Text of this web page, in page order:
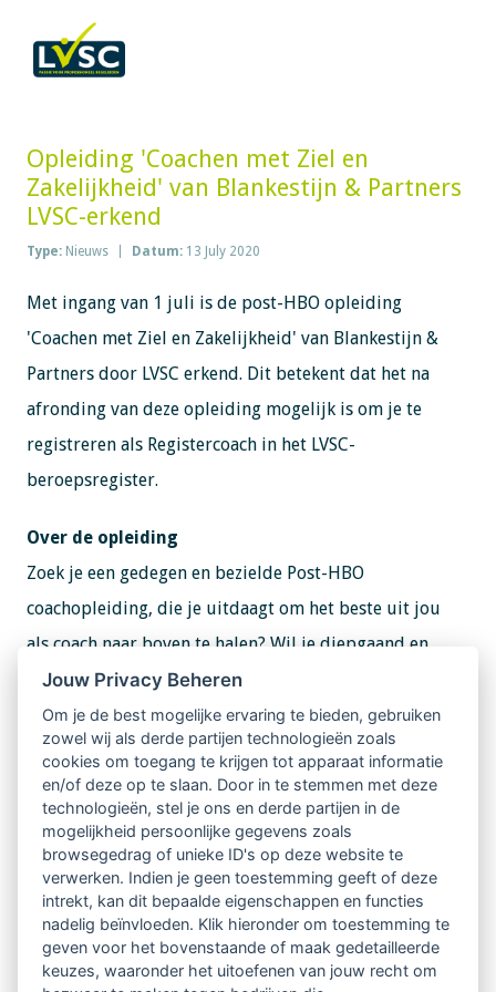
Opleiding 'Coachen met Ziel en
Zakelijkheid' van Blankestijn & Partners
LVSC-erkend
Type: Nieuws Datum: 13 July 2020
Met ingang van 1 juli is de post-HBO opleiding
'Coachen met Ziel en Zakelijkheid' van Blankestijn &
Partners door LVSC erkend. Dit betekent dat het na
afronding van deze opleiding mogelijk is om je te
registreren als Registercoach in het LVSC-
beroepsregister.
Over de opleiding
Zoek je een gedegen en bezielde Post-HBO
coachopleiding, die je uitdaagt om het beste uit jou
als coach naar boven te halen? Wil je diepgaand en
resultaatgericht leren coachen op de bovenstroom en
onderstroom? Wil je een erkend, vakbekwaam en
inspirerend coach worden, die het verschil maakt in de
persoonlijke groei en ontwikkeling van mensen? Dan is
de Post-HBO coach opleiding Coachen met ziel en
zakelijkheid van Blankestijn & Partners de passende
coachopleiding voor jou!
Meer informatie over deze en andere
coachopleidingen die LVSC-erkend zijn, vind je op:
Jouw Privacy Beheren
Om je de best mogelijke ervaring te bieden, gebruiken
zowel wij als derde partijen technologieën zoals
cookies om toegang te krijgen tot apparaat informatie
en/of deze op te slaan. Door in te stemmen met deze
technologieën, stel je ons en derde partijen in de
mogelijkheid persoonlijke gegevens zoals
browsegedrag of unieke ID's op deze website te
verwerken. Indien je geen toestemming geeft of deze
intrekt, kan dit bepaalde eigenschappen en functies
nadelig beïnvloeden. Klik hieronder om toestemming te
geven voor het bovenstaande of maak gedetailleerde
keuzes, waaronder het uitoefenen van jouw recht om